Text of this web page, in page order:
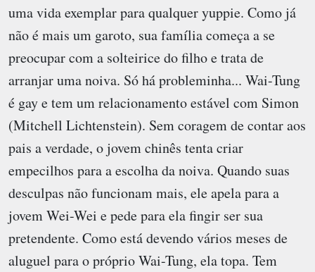
uma vida exemplar para qualquer yuppie. Como já
não é mais um garoto, sua família começa a se
preocupar com a solteirice do filho e trata de
arranjar uma noiva. Só há probleminha... Wai-Tung
é gay e tem um relacionamento estável com Simon
(Mitchell Lichtenstein). Sem coragem de contar aos
pais a verdade, o jovem chinês tenta criar
empecilhos para a escolha da noiva. Quando suas
desculpas não funcionam mais, ele apela para a
jovem Wei-Wei e pede para ela fingir ser sua
pretendente. Como está devendo vários meses de
aluguel para o próprio Wai-Tung, ela topa. Tem